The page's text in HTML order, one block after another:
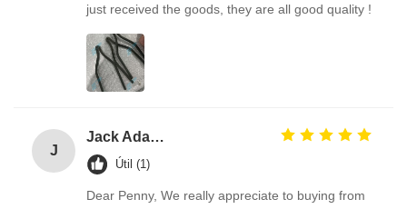
just received the goods, they are all good quality !
J
Jack Adams
Útil (1)
Dear Penny, We really appreciate to buying from